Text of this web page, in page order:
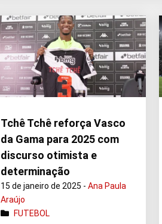
Tchê Tchê reforça Vasco
da Gama para 2025 com
discurso otimista e
determinação
15 de janeiro de 2025 -Ana Paula
Araújo
FUTEBOL